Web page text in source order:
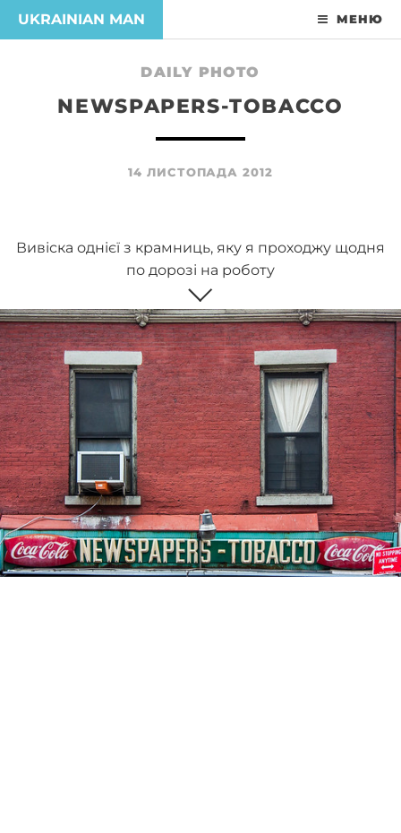
UKRAINIAN MAN МЕНЮ
DAILY PHOTO
NEWSPAPERS-TOBACCO
14 ЛИСТОПАДА 2012
Вивіска однієї з крамниць, яку я проходжу щодня
по дорозі на роботу